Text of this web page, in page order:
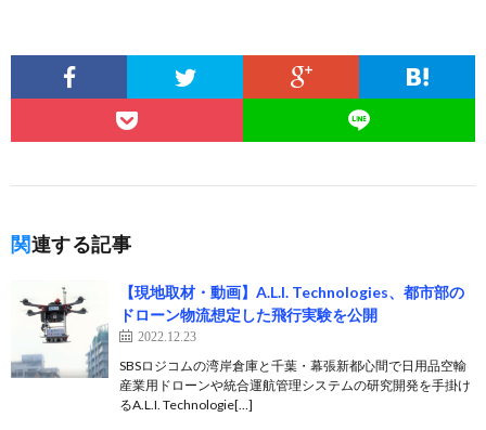
関連する記事
【現地取材・動画】A.L.I. Technologies、都市部の
ドローン物流想定した飛行実験を公開
2022.12.23
SBSロジコムの湾岸倉庫と千葉・幕張新都心間で日用品空輸
産業用ドローンや統合運航管理システムの研究開発を手掛け
るA.L.I. Technologie[…]